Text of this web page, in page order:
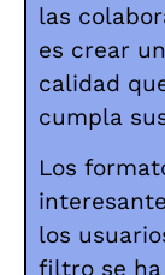
las
es crear
calidad
cumpla
Los
los
filtro se ha